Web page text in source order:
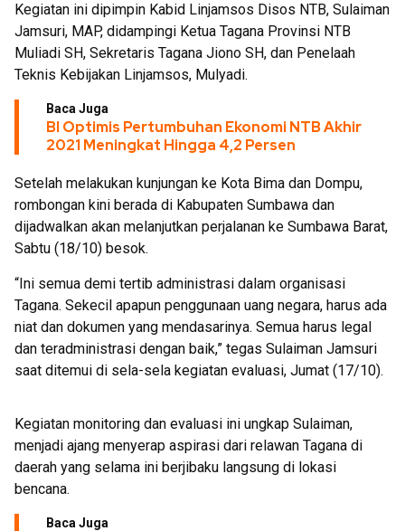
Kegiatan ini dipimpin Kabid Linjamsos Disos NTB, Sulaiman
Jamsuri, MAP, didampingi Ketua Tagana Provinsi NTB
Muliadi SH, Sekretaris Tagana Jiono SH, dan Penelaah
Teknis Kebijakan Linjamsos, Mulyadi.
Baca Juga
BI Optimis Pertumbuhan Ekonomi NTB Akhir
2021 Meningkat Hingga 4,2 Persen
Setelah melakukan kunjungan ke Kota Bima dan Dompu,
rombongan kini berada di Kabupaten Sumbawa dan
dijadwalkan akan melanjutkan perjalanan ke Sumbawa Barat,
Sabtu (18/10) besok.
“Ini semua demi tertib administrasi dalam organisasi
Tagana. Sekecil apapun penggunaan uang negara, harus ada
niat dan dokumen yang mendasarinya. Semua harus legal
dan teradministrasi dengan baik,” tegas Sulaiman Jamsuri
saat ditemui di sela-sela kegiatan evaluasi, Jumat (17/10).
Kegiatan monitoring dan evaluasi ini ungkap Sulaiman,
menjadi ajang menyerap aspirasi dari relawan Tagana di
daerah yang selama ini berjibaku langsung di lokasi
bencana.
Baca Juga